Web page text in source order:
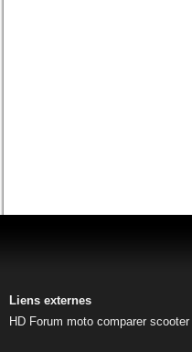
Liens externes
HD Forum moto comparer scooter